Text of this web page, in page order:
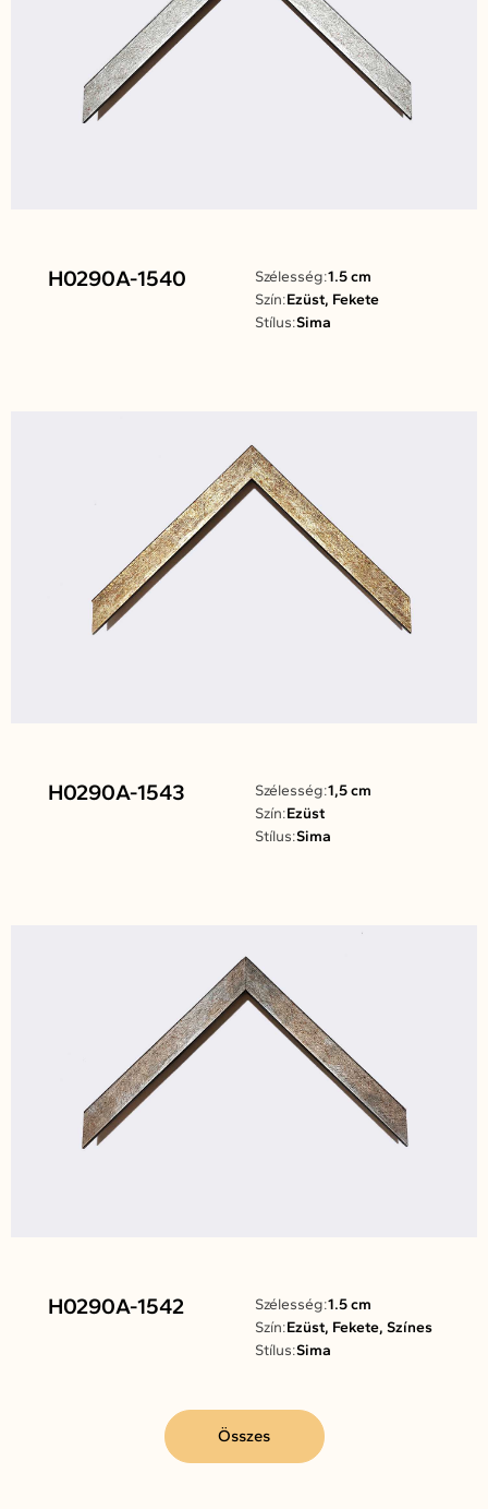
H0290A-1540 Szélesség:1.5 cm
Szín:Ezüst, Fekete
Stílus:Sima
H0290A-1543 Szélesség:1,5 cm
Szín:Ezüst
Stílus:Sima
H0290A-1542 Szélesség:1.5 cm
Szín:Ezüst, Fekete, Színes
Stílus:Sima
Összes